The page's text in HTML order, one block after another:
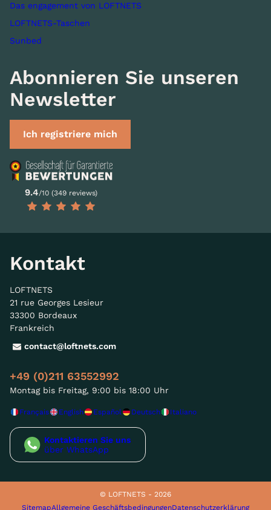
Das engagement von LOFTNETS
LOFTNETS-Taschen
Sunbed
Abonnieren Sie unseren
Newsletter
Ich registriere mich
9.4/10 (349 reviews)
Kontakt
LOFTNETS
21 rue Georges Lesieur
33300 Bordeaux
Frankreich
contact@loftnets.com
+49 (0)211 63552992
Montag bis Freitag, 9:00 bis 18:00 Uhr
Français English Español Deutsch Italiano
Kontaktieren Sie uns
über WhatsApp
© LOFTNETS - 2026
SitemapAllgemeine GeschäftsbedingungenDatenschutzerklärung